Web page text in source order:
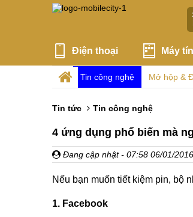
Điện thoại Máy
Tin công nghệ Mở hộp &
Tin tức Tin công nghệ
4 ứng dụng phổ biến mà
Đang cập nhật - 07:58 06/01/2016
Nếu bạn muốn tiết kiệm pin, bộ
1. Facebook